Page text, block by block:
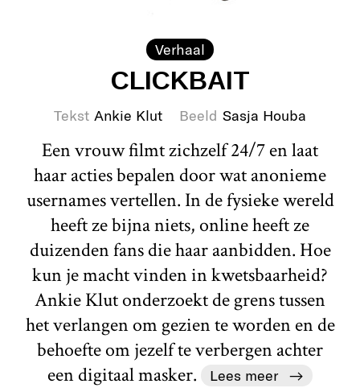
Verhaal
CLICKBAIT
Tekst Ankie Klut Beeld Sasja Houba
Een vrouw filmt zichzelf 24/7 en laat
haar acties bepalen door wat anonieme
usernames vertellen. In de fysieke wereld
heeft ze bijna niets, online heeft ze
duizenden fans die haar aanbidden. Hoe
kun je macht vinden in kwetsbaarheid?
Ankie Klut onderzoekt de grens tussen
het verlangen om gezien te worden en de
behoefte om jezelf te verbergen achter
een digitaal masker.
Lees meer